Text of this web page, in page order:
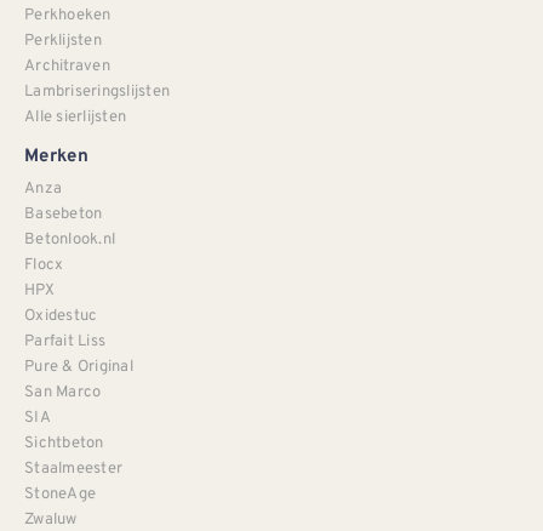
Perkhoeken
Perklijsten
Architraven
Lambriseringslijsten
Alle sierlijsten
Merken
Anza
Basebeton
Betonlook.nl
Flocx
HPX
Oxidestuc
Parfait Liss
Pure & Original
San Marco
SIA
Sichtbeton
Staalmeester
StoneAge
Zwaluw